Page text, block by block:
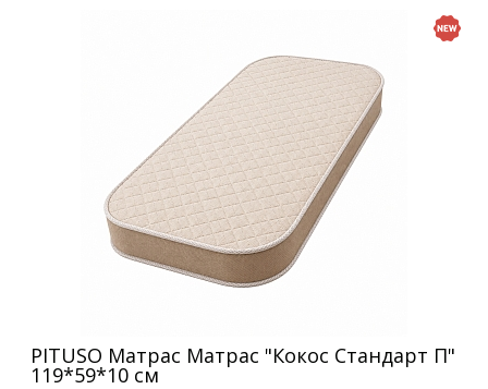
PITUSO Матрас Матрас "Кокос Стандарт П"
119*59*10 см